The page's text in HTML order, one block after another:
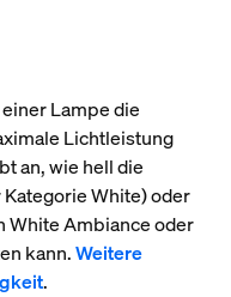
Lampe die
Lichtleistung
an, wie hell die
White) oder
White Ambiance oder
kann.Weitere
.